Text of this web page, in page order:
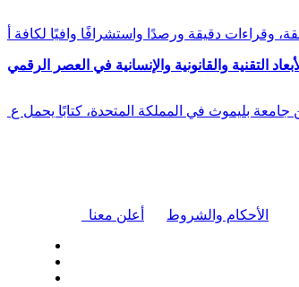
التقنية والقانونية والإنسانية في العصر الرقمي
بليموث في المملكة المتحدة، كتابًا يحمل ع
أعلن معنا الأحكام والشروط